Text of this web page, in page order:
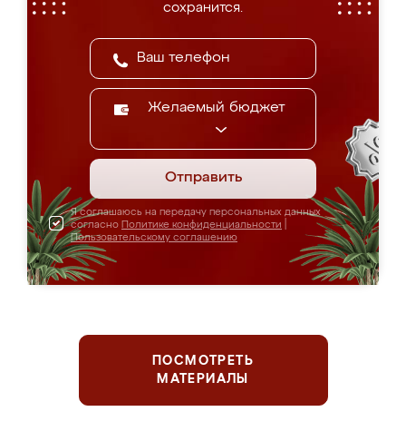
сохранится.
Желаемый бюджет
Отправить
Я соглашаюсь на передачу персональных данных
согласно Политике конфиденциальности
Пользовательскому соглашению
ПОСМОТРЕТЬ
МАТЕРИАЛЫ